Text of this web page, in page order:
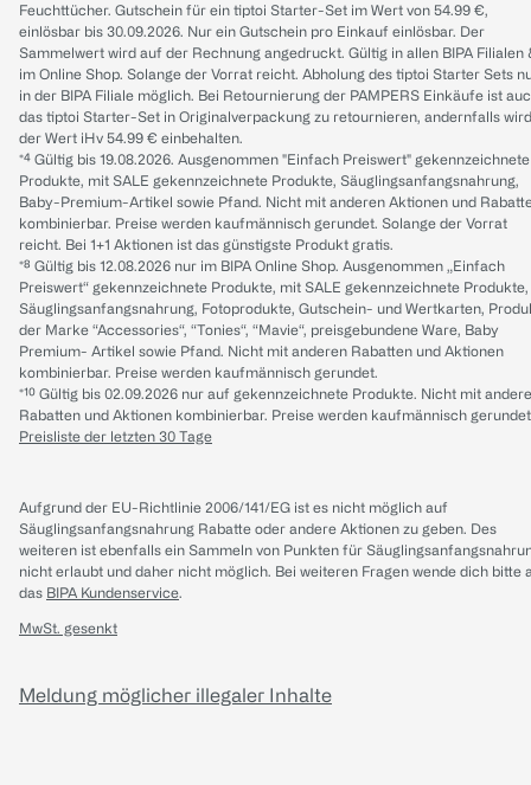
Feuchttücher. Gutschein für ein tiptoi Starter-Set im Wert von 54.99 €,
einlösbar bis 30.09.2026. Nur ein Gutschein pro Einkauf einlösbar. Der
Sammelwert wird auf der Rechnung angedruckt. Gültig in allen BIPA Filialen
im Online Shop. Solange der Vorrat reicht. Abholung des tiptoi Starter Sets
in der BIPA Filiale möglich. Bei Retournierung der PAMPERS Einkäufe ist
das tiptoi Starter-Set in Originalverpackung zu retournieren, andernfalls wird
der Wert iHv 54.99 € einbehalten.
*⁴ Gültig bis 19.08.2026. Ausgenommen "Einfach Preiswert" gekennzeichnete
Produkte, mit SALE gekennzeichnete Produkte, Säuglingsanfangsnahrung,
Baby-Premium-Artikel sowie Pfand. Nicht mit anderen Aktionen und
kombinierbar. Preise werden kaufmännisch gerundet. Solange der Vorrat
reicht. Bei 1+1 Aktionen ist das günstigste Produkt gratis.
*⁸ Gültig bis 12.08.2026 nur im BIPA Online Shop. Ausgenommen „Einfach
Preiswert“ gekennzeichnete Produkte, mit SALE gekennzeichnete Produkte,
Säuglingsanfangsnahrung, Fotoprodukte, Gutschein- und Wertkarten,
der Marke “Accessories“, “Tonies“, “Mavie“, preisgebundene Ware, Baby
Premium- Artikel sowie Pfand. Nicht mit anderen Rabatten und Aktionen
kombinierbar. Preise werden kaufmännisch gerundet.
*¹⁰ Gültig bis 02.09.2026 nur auf gekennzeichnete Produkte. Nicht mit
Rabatten und Aktionen kombinierbar. Preise werden kaufmännisch
Preisliste der letzten 30 Tage
Aufgrund der EU-Richtlinie 2006/141/EG ist es nicht möglich auf
Säuglingsanfangsnahrung Rabatte oder andere Aktionen zu geben. Des
weiteren ist ebenfalls ein Sammeln von Punkten für
nicht erlaubt und daher nicht möglich. Bei weiteren Fragen wende dich bitte
das BIPA Kundenservice.
MwSt. gesenkt
Meldung möglicher illegaler Inhalte